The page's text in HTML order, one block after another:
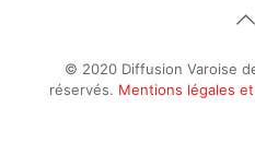
© 2020 Diffusion Varoise
réservés. Mentions légales